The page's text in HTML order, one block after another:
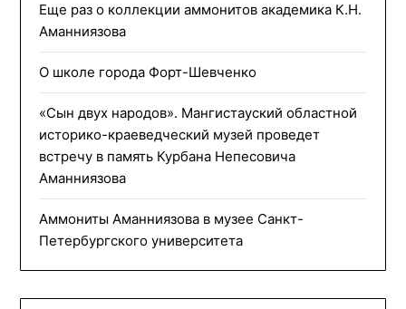
Еще раз о коллекции аммонитов академика К.Н.
Аманниязова
О школе города Форт-Шевченко
«Сын двух народов». Мангистауский областной
историко-краеведческий музей проведет
встречу в память Курбана Непесовича
Аманниязова
Аммониты Аманниязова в музее Санкт-
Петербургского университета